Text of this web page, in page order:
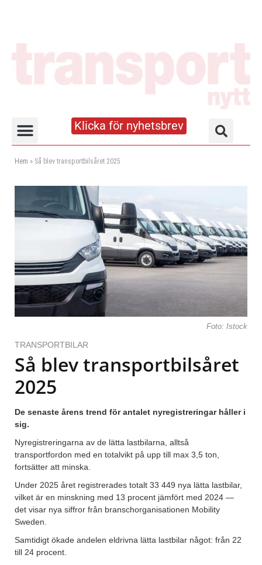
Klicka för nyhetsbrev
Hem » Så blev transportbilsåret 2025
Foto: Istock
TRANSPORTBILAR
Så blev transportbilsåret
2025
De senaste årens trend för antalet nyregistreringar håller i
sig.
Nyregistreringarna av de lätta lastbilarna, alltså
transportfordon med en totalvikt på upp till max 3,5 ton,
fortsätter att minska.
Under 2025 året registrerades totalt 33 449 nya lätta lastbilar,
vilket är en minskning med 13 procent jämfört med 2024 —
det visar nya siffror från branschorganisationen Mobility
Sweden.
Samtidigt ökade andelen eldrivna lätta lastbilar något: från 22
till 24 procent.